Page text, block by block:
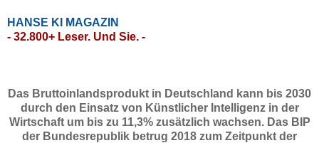
HANSE KI MAGAZIN
- 32.800+ Leser. Und Sie. -
Das Bruttoinlandsprodukt in Deutschland kann bis 2030
durch den Einsatz von Künstlicher Intelligenz in der
Wirtschaft um bis zu 11,3% zusätzlich wachsen. Das BIP
der Bundesrepublik betrug 2018 zum Zeitpunkt der